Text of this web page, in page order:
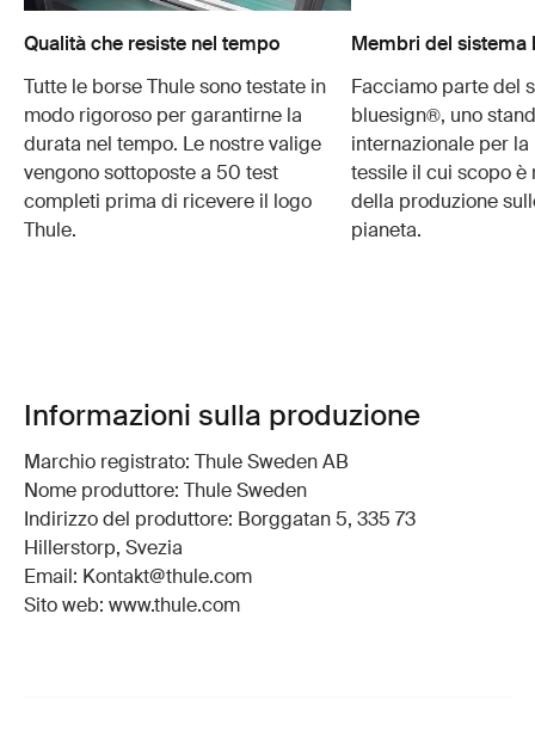
Qualità che resiste nel tempo
Tutte le borse Thule sono testate in
modo rigoroso per garantirne la
durata nel tempo. Le nostre valige
vengono sottoposte a 50 test
completi prima di ricevere il logo
Thule.
Membri del sistema
Facciamo parte del
bluesign®, uno
internazionale per
tessile il cui scopo
della produzione
pianeta.
Informazioni sulla produzione
Marchio registrato: Thule Sweden AB
Nome produttore: Thule Sweden
Indirizzo del produttore: Borggatan 5, 335 73
Hillerstorp, Svezia
Email: Kontakt@thule.com
Sito web: www.thule.com